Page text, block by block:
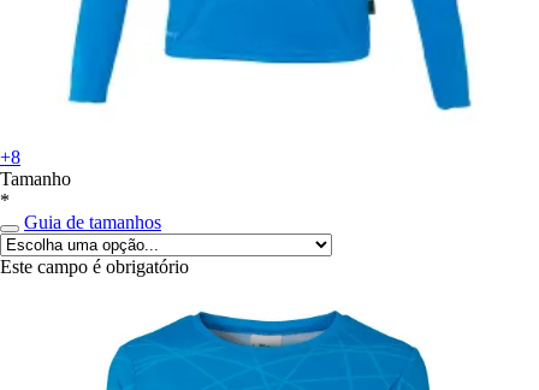
+8
Tamanho
*
Guia de tamanhos
Este campo é obrigatório